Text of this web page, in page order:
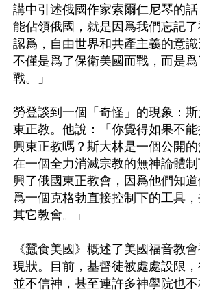
講中引述俄國作家索爾仁尼琴的
能佔領俄國，就是因爲我們忘記
認爲，自由世界和共產主義的意
不僅是爲了保衛美國而戰，而是
戰。」
勞登談到一個「奇怪」的現象：
東正教。他說：「你覺得如果不
興東正教嗎？斯大林是一個公開
在一個全力消滅宗教的無神論體
興了俄國東正教會，因爲他們知
爲一個克格勃直接控制下的工具
其它教會。」
《蠶食美國》概述了美國福音教
現狀。目前，基督徒被處處設限
並不信神，甚至連許多神學院也不